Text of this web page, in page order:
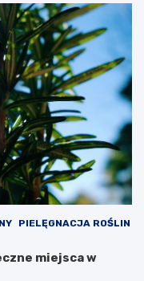
PIELĘGNACJA ROŚLIN
miejsca w